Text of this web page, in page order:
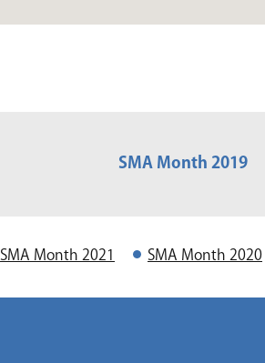
SMA Month 2019
SMA Month 2021 SMA Month 2020